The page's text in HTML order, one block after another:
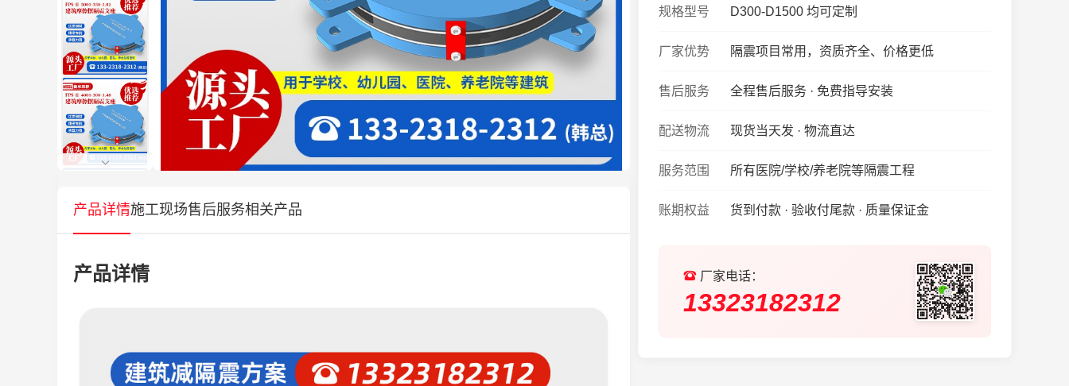
规格型号 D300-D1500 均可定制
厂家优势 隔震项目常用，资质齐全、价格更低
售后服务 全程售后服务 · 免费指导安装
配送物流 现货当天发 · 物流直达
服务范围 所有医院/学校/养老院等隔震工程
账期权益 货到付款 · 验收付尾款 · 质量保证金
厂家电话：
13323182312
产品详情施工现场售后服务相关产品
产品详情